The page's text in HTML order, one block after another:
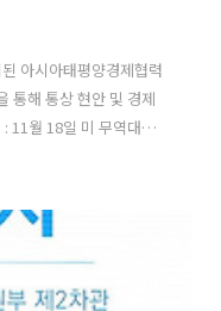
아시아태평양경제협력
통해 통상 현안 및 경제
11월 18일 미 무역대표
(IRA)에 대해 우리 정부
체적 방안이 도출되어
합의 ▶ 베트남 : 11월 17
기업 간 협력을 촉진하기
조속하고 완전한 이행이